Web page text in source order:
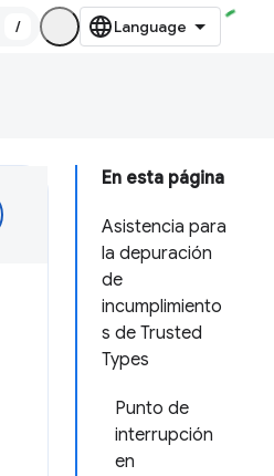
/
En esta página
Asistencia para
la depuración
de
incumplimiento
s de Trusted
Types
Punto de
interrupción
en